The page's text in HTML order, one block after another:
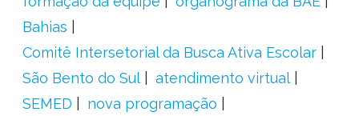
Bahias
Comitê Intersetorial da Busca Ativa Escolar
São Bento do Sul
atendimento virtual
SEMED
nova programação